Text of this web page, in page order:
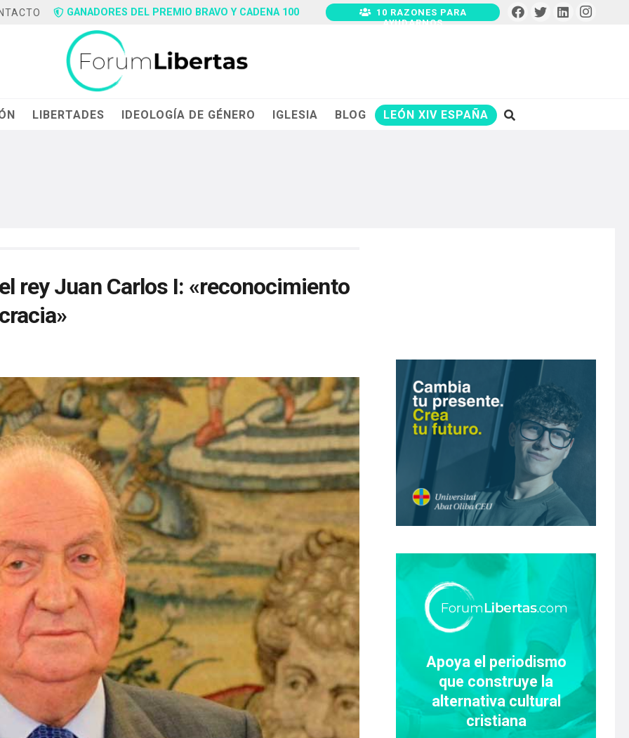
GANADORES DEL PREMIO BRAVO Y CADENA 100
10 RAZONES PARA
AYUDARNOS
LIBERTADES IDEOLOGÍA DE GÉNERO IGLESIA BLOG LEÓN XIV ESPAÑA
rey Juan Carlos I: «reconocimiento
Apoya el periodismo
que construye la
alternativa cultural
cristiana